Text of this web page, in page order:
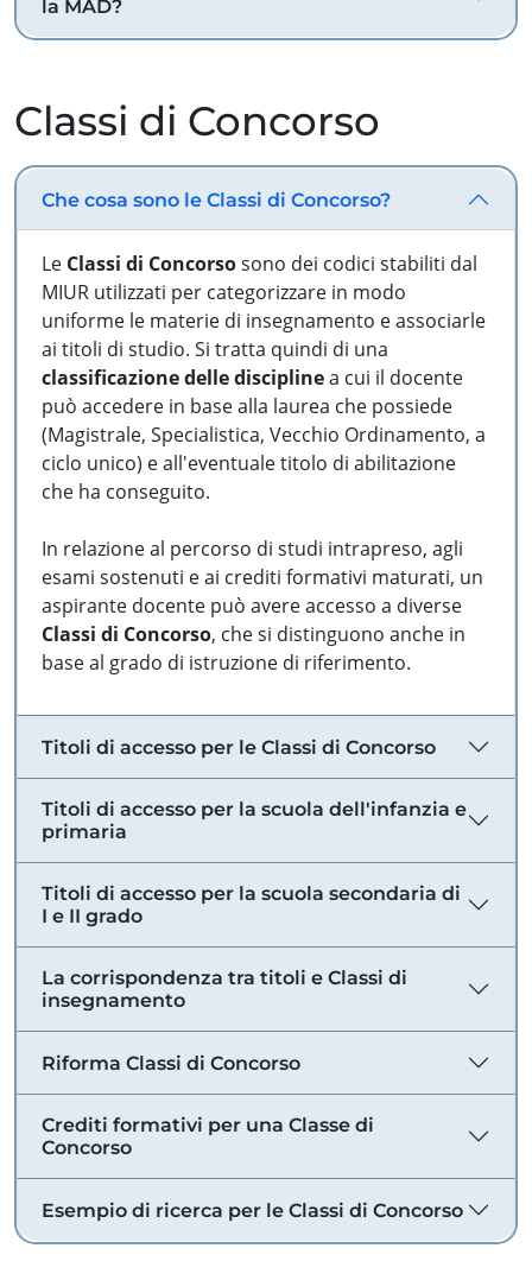
la MAD?
Classi di Concorso
Che cosa sono le Classi di Concorso?
Le Classi di Concorsosono dei codici stabiliti dal
MIUR utilizzati per categorizzare in modo
uniforme le materie di insegnamento e associarle
ai titoli di studio. Si tratta quindi di una
classificazione delle disciplinea cui il docente
può accedere in base alla laurea che possiede
(Magistrale, Specialistica, Vecchio Ordinamento, a
ciclo unico) e all'eventuale titolo di abilitazione
che ha conseguito.
In relazione al percorso di studi intrapreso, agli
esami sostenuti e ai crediti formativi maturati, un
aspirante docente può avere accesso a diverse
Classi di Concorso, che si distinguono anche in
base al grado di istruzione di riferimento.
Titoli di accesso per le Classi di Concorso
Titoli di accesso per la scuola dell'infanzia e
primaria
Titoli di accesso per la scuola secondaria di
I e II grado
La corrispondenza tra titoli e Classi di
insegnamento
Riforma Classi di Concorso
Crediti formativi per una Classe di
Concorso
Esempio di ricerca per le Classi di Concorso